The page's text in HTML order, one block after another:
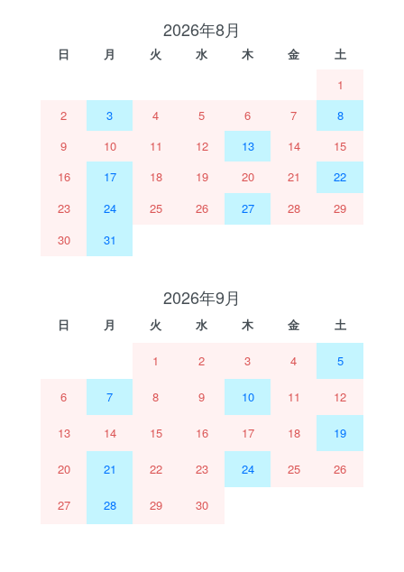
2026年8月
日 月 火 水 木 金
土
1
2
3 4 5 6 7
8
9
10 11 12 13 14
15
16
17 18 19 20 21
22
23
24 25 26 27 28
29
30
31
2026年9月
日 月 火 水 木 金 土
1 2 3 4 5
6 7 8 9 10 11 12
13 14 15 16 17 18 19
20 21 22 23 24 25 26
27 28 29 30